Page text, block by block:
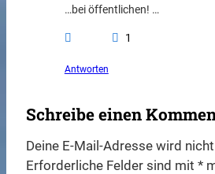
…bei öffentlichen! …
1
Antworten
Schreibe einen
Deine E-Mail-Adresse wird
Erforderliche Felder sind mit*